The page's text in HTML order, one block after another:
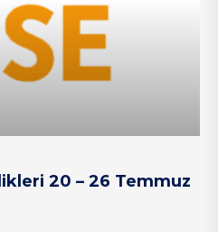
20 – 26 Temmuz